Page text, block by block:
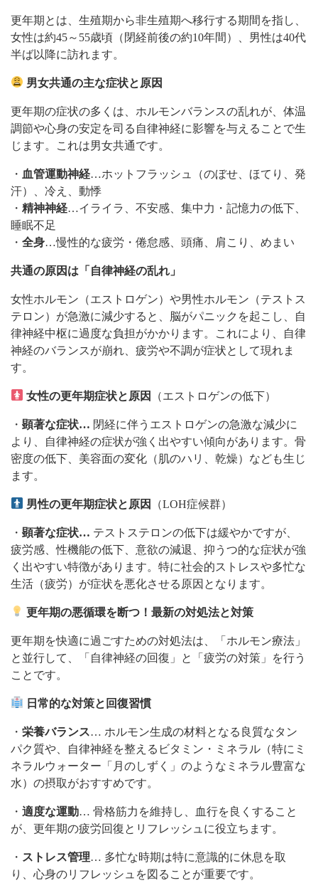
更年期とは、生殖期から非生殖期へ移行する期間を指し、
女性は約45～55歳頃（閉経前後の約10年間）、男性は40代
半ば以降に訪れます。
男女共通の主な症状と原因
更年期の症状の多くは、ホルモンバランスの乱れが、体温
調節や心身の安定を司る自律神経に影響を与えることで生
じます。これは男女共通です。
・ 血管運動神経…ホットフラッシュ（のぼせ、ほてり、発
汗）、冷え、動悸
・ 精神神経…イライラ、不安感、集中力・記憶力の低下、
睡眠不足
・ 全身…慢性的な疲労・倦怠感、頭痛、肩こり、めまい
共通の原因は「自律神経の乱れ」
女性ホルモン（エストロゲン）や男性ホルモン（テストス
テロン）が急激に減少すると、脳がパニックを起こし、自
律神経中枢に過度な負担がかかります。これにより、自律
神経のバランスが崩れ、疲労や不調が症状として現れま
す。
女性の更年期症状と原因 （エストロゲンの低下）
・ 顕著な症状… 閉経に伴うエストロゲンの急激な減少に
より、自律神経の症状が強く出やすい傾向があります。骨
密度の低下、美容面の変化（肌のハリ、乾燥）なども生じ
ます。
男性の更年期症状と原因 （LOH症候群）
・ 顕著な症状… テストステロンの低下は緩やかですが、
疲労感、性機能の低下、意欲の減退、抑うつ的な症状が強
く出やすい特徴があります。特に社会的ストレスや多忙な
生活（疲労）が症状を悪化させる原因となります。
更年期の悪循環を断つ！最新の対処法と対策
更年期を快適に過ごすための対処法は、「ホルモン療法」
と並行して、「自律神経の回復」と「疲労の対策」を行う
ことです。
日常的な対策と回復習慣
・ 栄養バランス… ホルモン生成の材料となる良質なタン
パク質や、自律神経を整えるビタミン・ミネラル（特にミ
ネラルウォーター「月のしずく」のようなミネラル豊富な
水）の摂取がおすすめです。
・ 適度な運動… 骨格筋力を維持し、血行を良くすること
が、更年期の疲労回復とリフレッシュに役立ちます。
・ ストレス管理… 多忙な時期は特に意識的に休息を取
り、心身のリフレッシュを図ることが重要です。